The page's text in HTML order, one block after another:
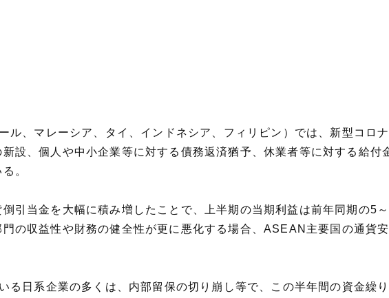
、マレーシア、タイ、インドネシア、フィリピン）では、新型コロ
設、個人や中小企業等に対する債務返済猶予、休業者等に対する給
。
引当金を大幅に積み増したことで、上半期の当期利益は前年同期の5
の収益性や財務の健全性が更に悪化する場合、ASEAN主要国の通貨
日系企業の多くは、内部留保の切り崩し等で、この半年間の資金繰